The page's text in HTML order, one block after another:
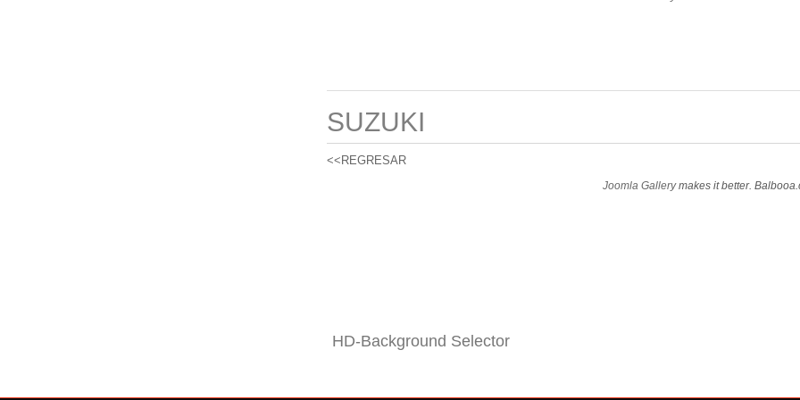
SUZUKI
<<REGRESAR
Joomla Gallerymakes it better.
HD-Background Selector